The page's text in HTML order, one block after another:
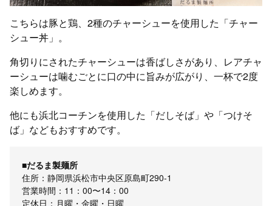
こちらは豚と鶏、2種のチャーシューを使用した「チャー
シュー丼」。
角切りにされたチャーシューは香ばしさがあり、レアチャ
ーシューは噛むごとに口の中に旨みが広がり、一杯で2度
楽しめます。
他にも浜北コーチンを使用した「だしそば」や「つけそ
ば」などもおすすめです。
■だるま製麺所
住所：静岡県浜松市中央区原島町290-1
営業時間：11：00〜14：00
定休日：月曜・金曜・日曜